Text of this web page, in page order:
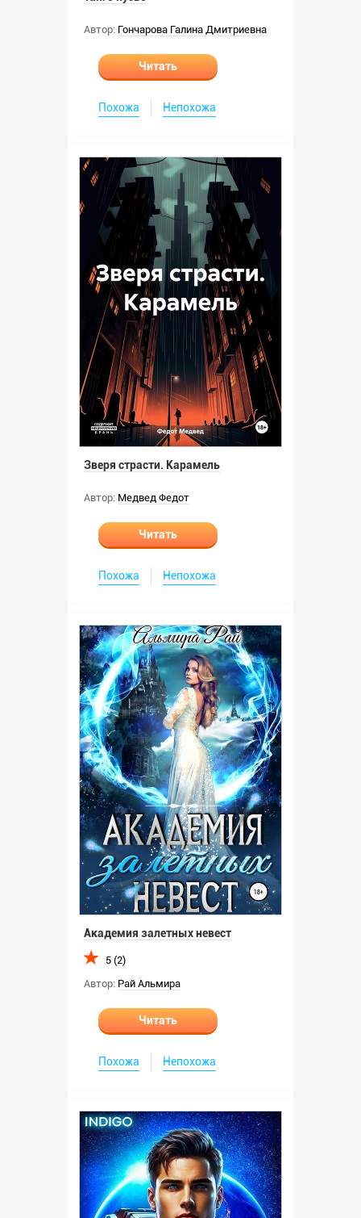
Автор: Гончарова Галина Дмитриевна
Читать
Похожа Непохожа
Зверя страсти. Карамель
Автор: Медвед Федот
Читать
Похожа Непохожа
Академия залетных невест
5 (2)
Автор: Рай Альмира
Читать
Похожа Непохожа